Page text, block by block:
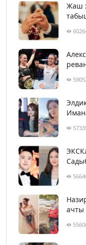
Жаш
ачты